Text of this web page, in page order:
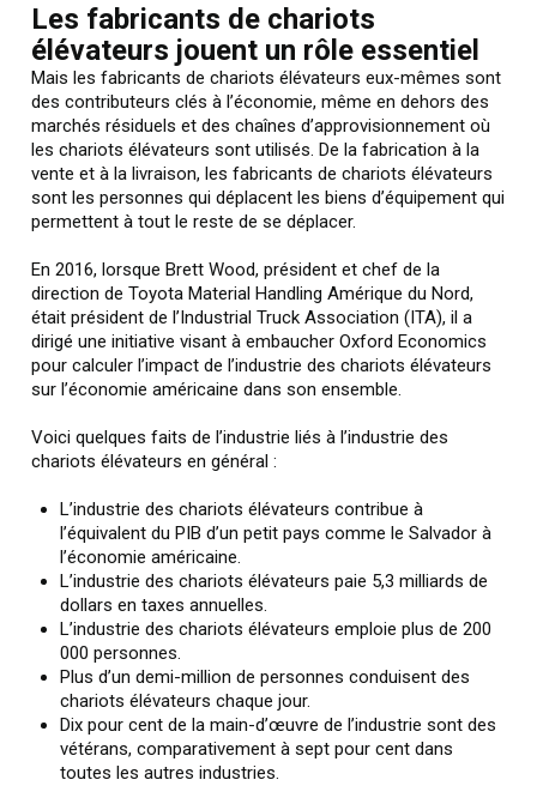
Les fabricants de chariots
élévateurs jouent un rôle essentiel
Mais les fabricants de chariots élévateurs eux-mêmes sont
des contributeurs clés à l’économie, même en dehors des
marchés résiduels et des chaînes d’approvisionnement où
les chariots élévateurs sont utilisés. De la fabrication à la
vente et à la livraison, les fabricants de chariots élévateurs
sont les personnes qui déplacent les biens d’équipement qui
permettent à tout le reste de se déplacer.
En 2016, lorsque Brett Wood, président et chef de la
direction de Toyota Material Handling Amérique du Nord,
était président de l’Industrial Truck Association (ITA), il a
dirigé une initiative visant à embaucher Oxford Economics
pour calculer l’impact de l’industrie des chariots élévateurs
sur l’économie américaine dans son ensemble.
Voici quelques faits de l’industrie liés à l’industrie des
chariots élévateurs en général :
L’industrie des chariots élévateurs contribue à
l’équivalent du PIB d’un petit pays comme le Salvador à
l’économie américaine.
L’industrie des chariots élévateurs paie 5,3 milliards de
dollars en taxes annuelles.
L’industrie des chariots élévateurs emploie plus de 200
000 personnes.
Plus d’un demi-million de personnes conduisent des
chariots élévateurs chaque jour.
Dix pour cent de la main-d’œuvre de l’industrie sont des
vétérans, comparativement à sept pour cent dans
toutes les autres industries.